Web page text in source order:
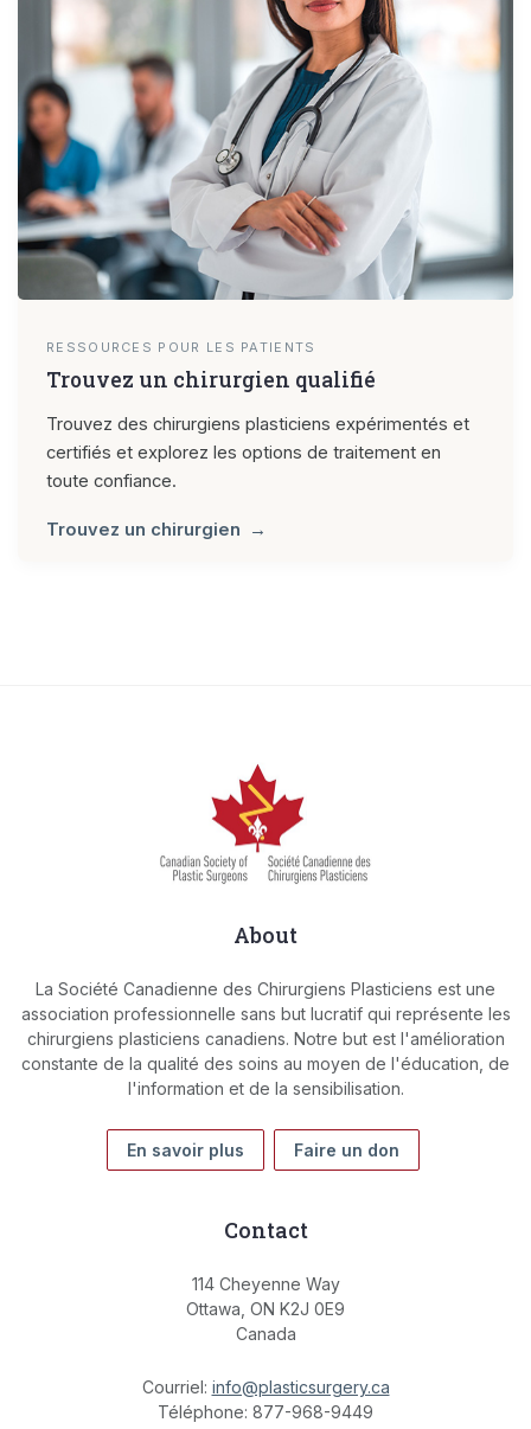
RESSOURCES POUR LES PATIENTS
Trouvez un chirurgien qualifié
Trouvez des chirurgiens plasticiens expérimentés et
certifiés et explorez les options de traitement en
toute confiance.
Trouvez un chirurgien
About
La Société Canadienne des Chirurgiens Plasticiens est une
association professionnelle sans but lucratif qui représente les
chirurgiens plasticiens canadiens. Notre but est l'amélioration
constante de la qualité des soins au moyen de l'éducation, de
l'information et de la sensibilisation.
En savoir plus Faire un don
Contact
114 Cheyenne Way
Ottawa, ON K2J 0E9
Canada
Courriel: info@plasticsurgery.ca
Téléphone: 877-968-9449